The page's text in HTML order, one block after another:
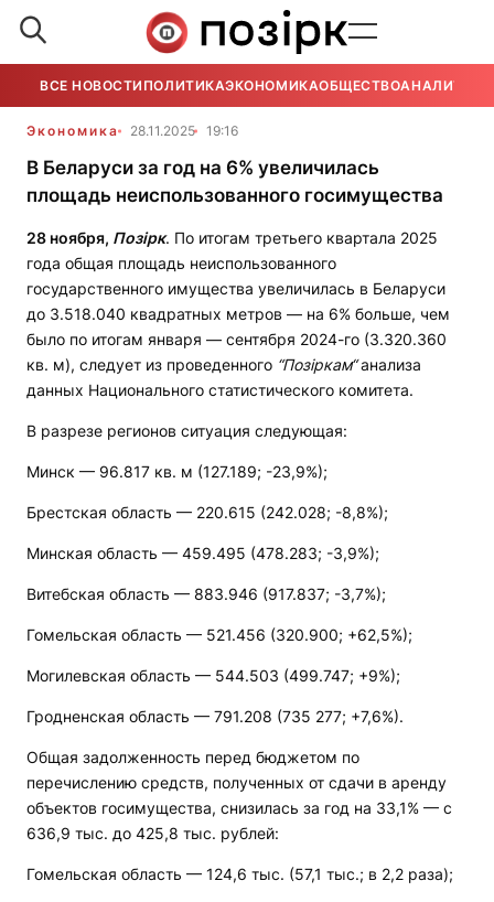
ВСЕ НОВОСТИ ПОЛИТИКАЭКОНОМИКАОБЩЕСТВОАНАЛИТИКА
Экономика 28.11.2025 19:16
В Беларуси за год на 6% увеличилась
площадь неиспользованного госимущества
28 ноября, Позірк. По итогам третьего квартала 2025
года общая площадь неиспользованного
государственного имущества увеличилась в Беларуси
до 3.518.040 квадратных метров — на 6% больше, чем
было по итогам января — сентября 2024-го (3.320.360
кв. м), следует из проведенного “Позіркам“анализа
данных Национального статистического комитета.
В разрезе регионов ситуация следующая:
Минск — 96.817 кв. м (127.189; -23,9%);
Брестская область — 220.615 (242.028; -8,8%);
Минская область — 459.495 (478.283; -3,9%);
Витебская область — 883.946 (917.837; -3,7%);
Гомельская область — 521.456 (320.900; +62,5%);
Могилевская область — 544.503 (499.747; +9%);
Гродненская область — 791.208 (735 277; +7,6%).
Общая задолженность перед бюджетом по
перечислению средств, полученных от сдачи в аренду
объектов госимущества, снизилась за год на 33,1% — с
636,9 тыс. до 425,8 тыс. рублей:
Гомельская область — 124,6 тыс. (57,1 тыс.; в 2,2 раза);